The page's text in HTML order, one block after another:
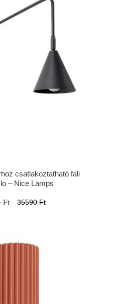
csatlakoztatható fali
– Nice Lamps
Ft 35590 Ft